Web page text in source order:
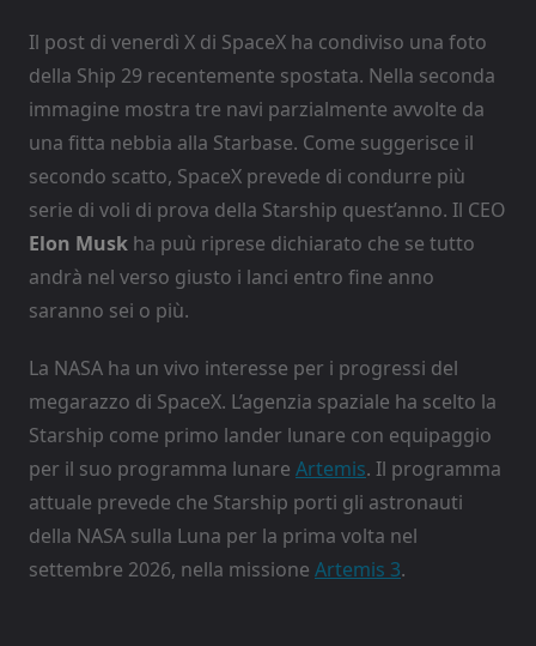
Il post di venerdì X di SpaceX ha condiviso una foto
della Ship 29 recentemente spostata. Nella seconda
immagine mostra tre navi parzialmente avvolte da
una fitta nebbia alla Starbase. Come suggerisce il
secondo scatto, SpaceX prevede di condurre più
serie di voli di prova della Starship quest’anno. Il CEO
Elon Musk ha puù riprese dichiarato che se tutto
andrà nel verso giusto i lanci entro fine anno
saranno sei o più.
La NASA ha un vivo interesse per i progressi del
megarazzo di SpaceX. L’agenzia spaziale ha scelto la
Starship come primo lander lunare con equipaggio
per il suo programma lunare Artemis. Il programma
attuale prevede che Starship porti gli astronauti
della NASA sulla Luna per la prima volta nel
settembre 2026, nella missione Artemis 3.